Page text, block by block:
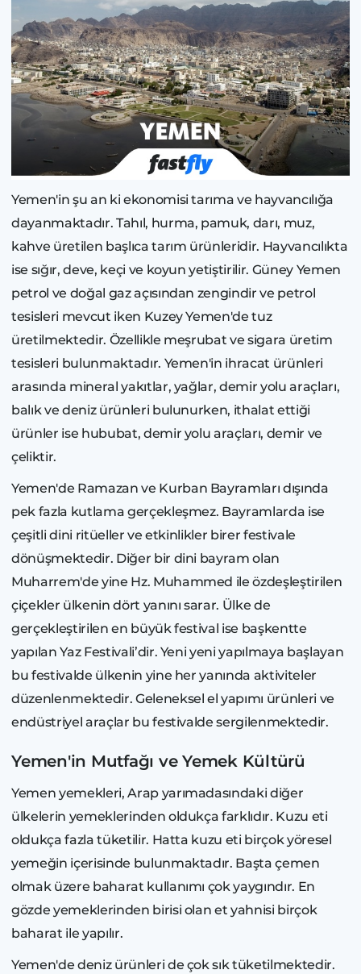
Yemen'in şu an ki ekonomisi tarıma ve hayvancılığa
dayanmaktadır. Tahıl, hurma, pamuk, darı, muz,
kahve üretilen başlıca tarım ürünleridir. Hayvancılıkta
ise sığır, deve, keçi ve koyun yetiştirilir. Güney Yemen
petrol ve doğal gaz açısından zengindir ve petrol
tesisleri mevcut iken Kuzey Yemen'de tuz
üretilmektedir. Özellikle meşrubat ve sigara üretim
tesisleri bulunmaktadır. Yemen'in ihracat ürünleri
arasında mineral yakıtlar, yağlar, demir yolu araçları,
balık ve deniz ürünleri bulunurken, ithalat ettiği
ürünler ise hububat, demir yolu araçları, demir ve
çeliktir.
Yemen'de Ramazan ve Kurban Bayramları dışında
pek fazla kutlama gerçekleşmez. Bayramlarda ise
çeşitli dini ritüeller ve etkinlikler birer festivale
dönüşmektedir. Diğer bir dini bayram olan
Muharrem'de yine Hz. Muhammed ile özdeşleştirilen
çiçekler ülkenin dört yanını sarar. Ülke de
gerçekleştirilen en büyük festival ise başkentte
yapılan Yaz Festivali’dir. Yeni yeni yapılmaya başlayan
bu festivalde ülkenin yine her yanında aktiviteler
düzenlenmektedir. Geleneksel el yapımı ürünleri ve
endüstriyel araçlar bu festivalde sergilenmektedir.
Yemen'in Mutfağı ve Yemek Kültürü
Yemen yemekleri, Arap yarımadasındaki diğer
ülkelerin yemeklerinden oldukça farklıdır. Kuzu eti
oldukça fazla tüketilir. Hatta kuzu eti birçok yöresel
yemeğin içerisinde bulunmaktadır. Başta çemen
olmak üzere baharat kullanımı çok yaygındır. En
gözde yemeklerinden birisi olan et yahnisi birçok
baharat ile yapılır.
Yemen'de deniz ürünleri de çok sık tüketilmektedir.